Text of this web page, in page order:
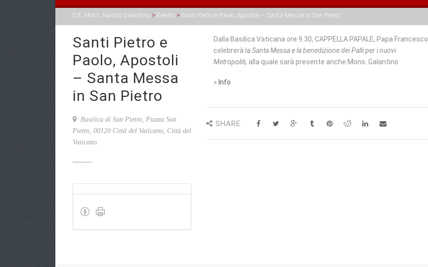
S.E. Mons. Nunzio Galantino > Events > Santi Pietro e Paolo, Apostoli – Santa Messa in San Pietro
Santi Pietro e
Paolo, Apostoli
– Santa Messa
in San Pietro
Basilica di San Pietro, Piazza San
Pietro, 00120 Città del Vaticano, Città del
Vaticano
Dalla Basilica Vaticana ore 9.30, CAPPELLA PAPALE, Papa Francesco
celebrerà la Santa Messa e la benedizione dei Palli per i nuovi
Metropoliti, alla quale sarà presente anche Mons. Galantino
» Info
SHARE